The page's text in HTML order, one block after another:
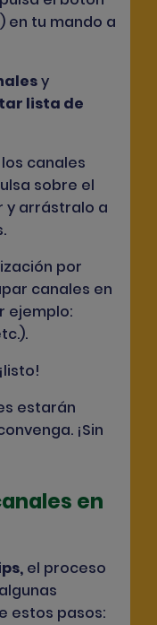
en tu mando a
y
lista de
canales
sobre el
y arrástralo a
por
canales en
ejemplo:
estarán
¡Sin
en
, el proceso
estos pasos: